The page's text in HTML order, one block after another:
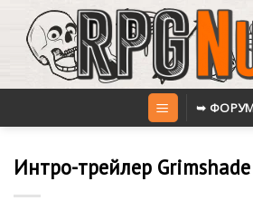
content
➥
Интро-трейлер Grimshade